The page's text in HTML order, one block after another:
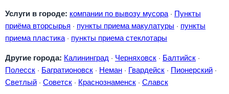
Услуги в городе: компании по вывозу мусора · Пункты
приёма вторсырья · пункты приема макулатуры · пункты
приема пластика · пункты приема стеклотары
Другие города: Калининград · Черняховск · Балтийск ·
Полесск · Багратионовск · Неман · Гвардейск · Пионерский ·
Светлый · Советск · Краснознаменск · Славск